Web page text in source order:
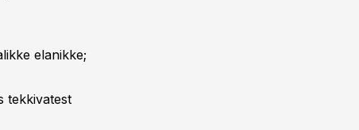
elanikke;
tekkivatest